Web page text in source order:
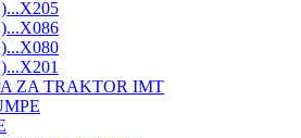
ZA TRAKTOR IMT